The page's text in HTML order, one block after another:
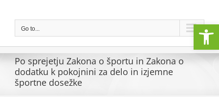
contentGo to...
Po sprejetju Zakona o športu in Zakona o
dodatku k pokojnini za delo in izjemne
športne dosežke